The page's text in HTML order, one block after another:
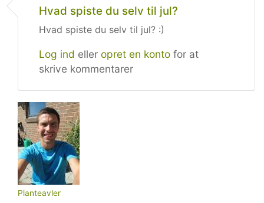
Hvad spiste du selv til jul?
Hvad spiste du selv til jul? :)
Log ind eller opret en konto for at
skrive kommentarer
Planteavler